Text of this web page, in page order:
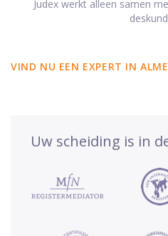
Judex werkt alleen samen
VIND NU EEN EXPERT IN
Uw scheiding is in